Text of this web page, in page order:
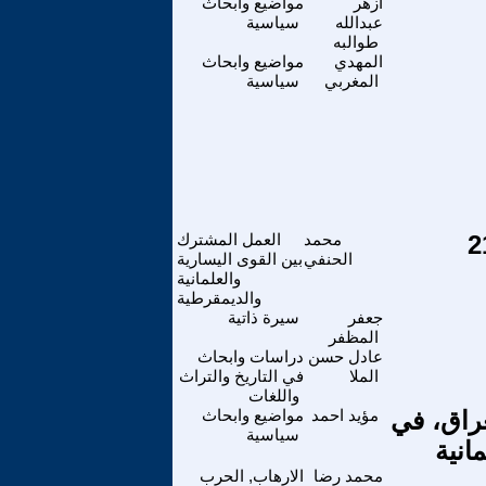
سياسية
عبدالله
طوالبه
مواضيع وابحاث
سياسية
المهدي
المغربي
العمل المشترك
بين القوى اليسارية
والعلمانية
والديمقرطية
محمد
الحنفي
سيرة ذاتية
جعفر
المظفر
دراسات وابحاث
في التاريخ والتراث
واللغات
عادل حسن
الملا
مواضيع وابحاث
سياسية
مؤيد احمد
في
الارهاب, الحرب محمد رضا